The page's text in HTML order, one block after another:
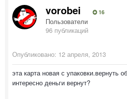
vorobei 16
Пользователи
96 публикаций
Опубликовано: 12 апреля, 2013
эта карта новая с упаковки.вернуть
интересно деньги вернут?